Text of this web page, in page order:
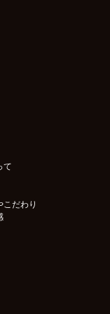
て
だわり